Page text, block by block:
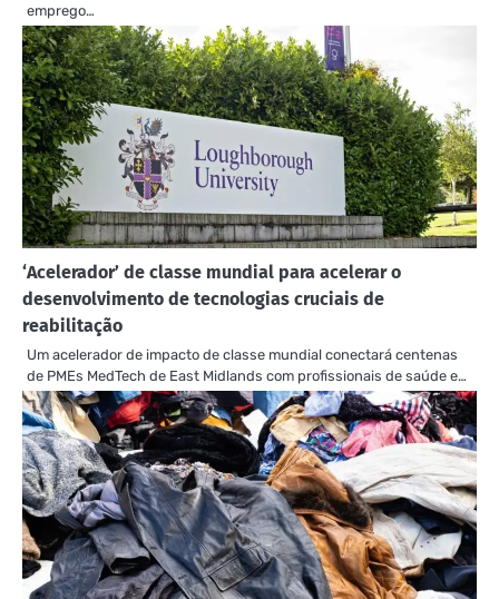
emprego…
‘Acelerador’ de classe mundial para acelerar o
desenvolvimento de tecnologias cruciais de
reabilitação
Um acelerador de impacto de classe mundial conectará centenas
de PMEs MedTech de East Midlands com profissionais de saúde e…